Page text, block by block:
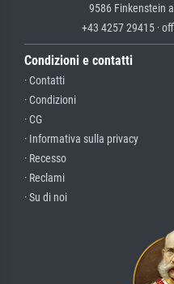
9586 Finkenstein
+43 4257 29415 ·
Condizioni e contatti
· Contatti
· Condizioni
· CG
· Informativa sulla privacy
· Recesso
· Reclami
· Su di noi